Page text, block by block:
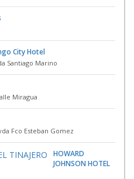
City Hotel
Santiago Marino
Miragua
Fco Esteban Gomez
HOWARD
JOHNSON HOTEL